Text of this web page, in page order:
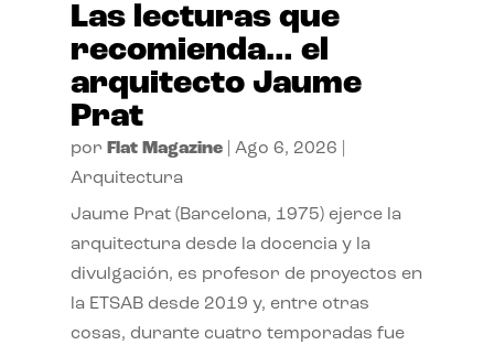
Las lecturas que
recomienda… el
arquitecto Jaume
Prat
por Flat Magazine| Ago 6, 2026
Arquitectura
Jaume Prat (Barcelona, 1975) ejerce la
arquitectura desde la docencia y la
divulgación, es profesor de proyectos en
la ETSAB desde 2019 y, entre otras
cosas, durante cuatro temporadas fue